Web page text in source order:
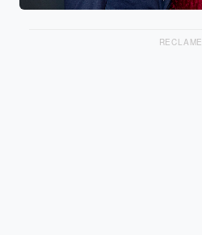
RECLAME